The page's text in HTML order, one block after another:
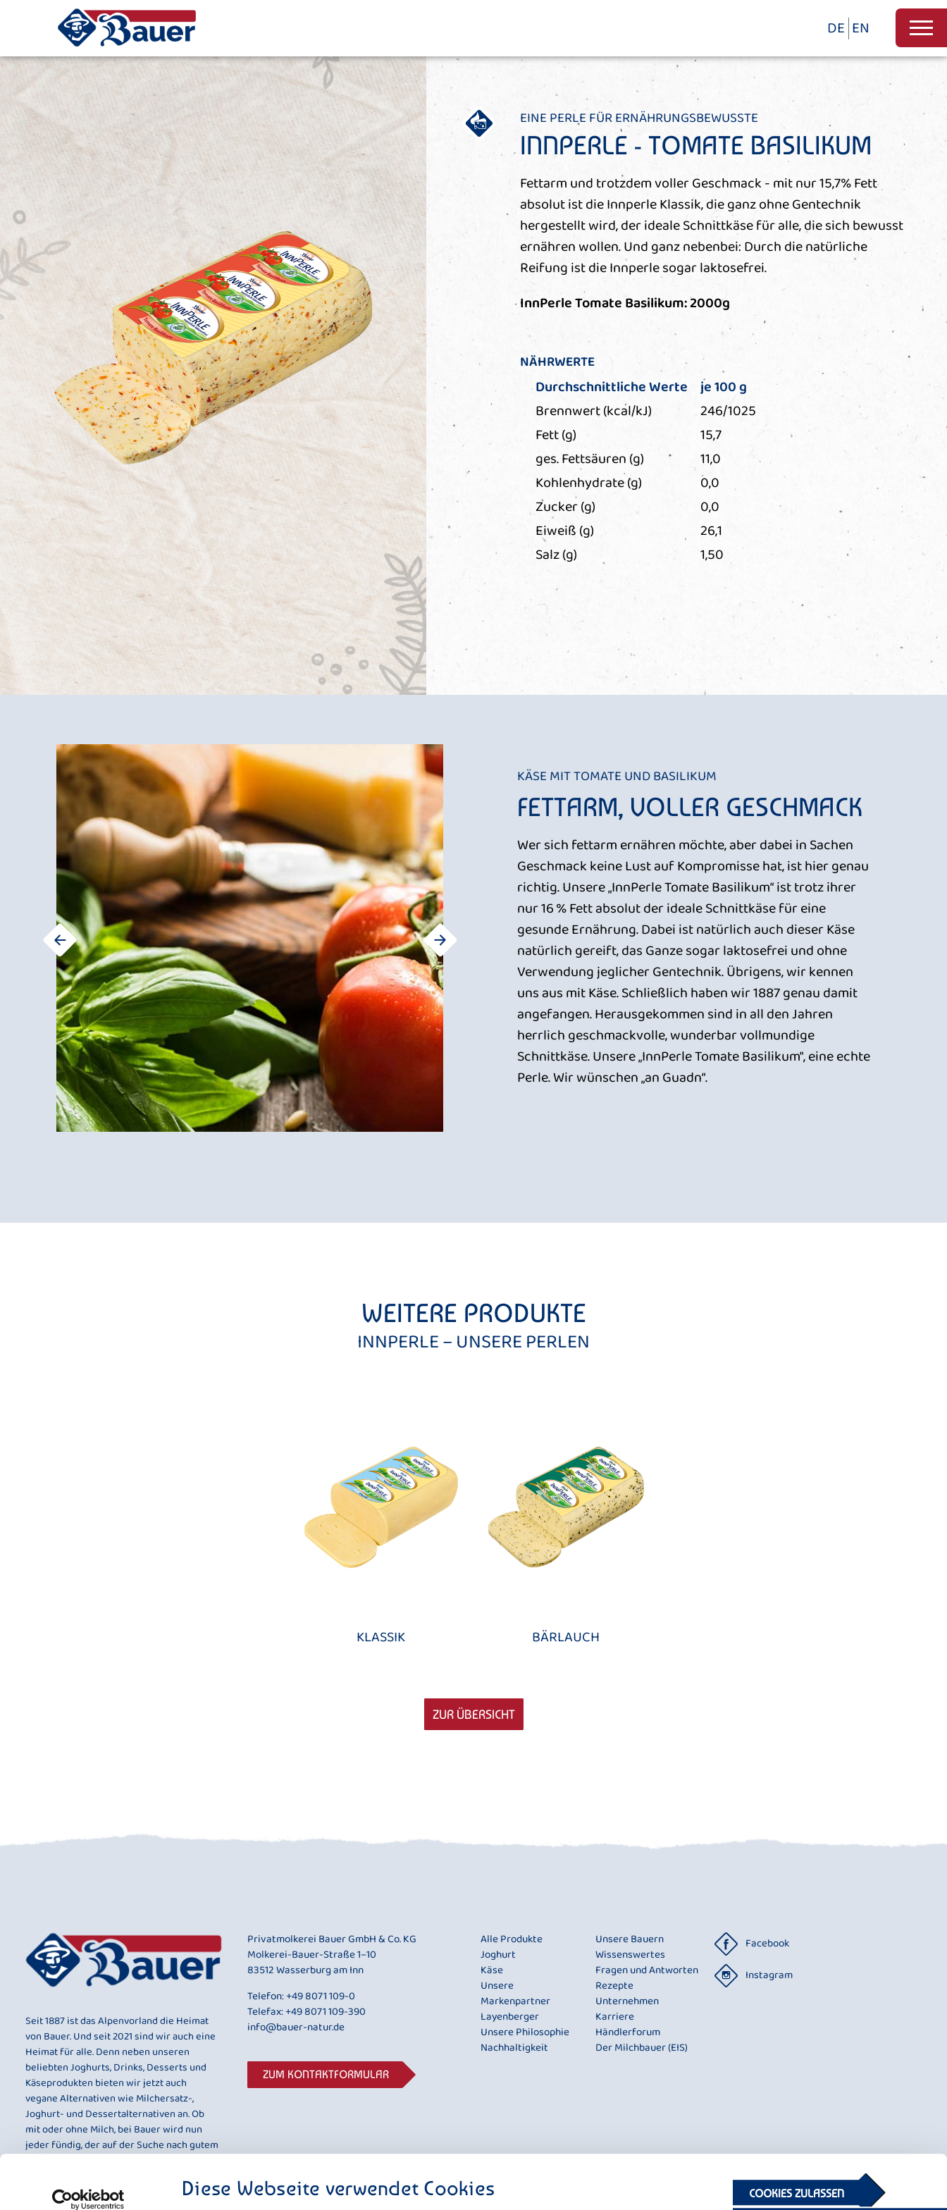
Diese Webseite verwendet Cookies COOKIES ZULASSEN
DE EN
EINE PERLE FÜR ERNÄHRUNGSBEWUSSTE
INNPERLE - TOMATE BASILIKUM
Fettarm und trotzdem voller Geschmack - mit nur 15,7% Fett
absolut ist die Innperle Klassik, die ganz ohne Gentechnik
hergestellt wird, der ideale Schnittkäse für alle, die sich bewusst
ernähren wollen. Und ganz nebenbei: Durch die natürliche
Reifung ist die Innperle sogar laktosefrei.
InnPerle Tomate Basilikum: 2000g
NÄHRWERTE
Durchschnittliche Werte je 100 g
Brennwert (kcal/kJ)
246/1025
Fett (g)
15,7
ges. Fettsäuren (g)
11,0
Kohlenhydrate (g)
0,0
Zucker (g)
0,0
Eiweiß (g)
26,1
Salz (g)
1,50
KÄSE MIT TOMATE UND BASILIKUM
FETTARM, VOLLER GESCHMACK
Wer sich fettarm ernähren möchte, aber dabei in Sachen
Geschmack keine Lust auf Kompromisse hat, ist hier genau
richtig. Unsere „InnPerle Tomate Basilikum“ ist trotz ihrer
nur 16 % Fett absolut der ideale Schnittkäse für eine
gesunde Ernährung. Dabei ist natürlich auch dieser Käse
natürlich gereift, das Ganze sogar laktosefrei und ohne
Verwendung jeglicher Gentechnik. Übrigens, wir kennen
uns aus mit Käse. Schließlich haben wir 1887 genau damit
angefangen. Herausgekommen sind in all den Jahren
herrlich geschmackvolle, wunderbar vollmundige
Schnittkäse. Unsere „InnPerle Tomate Basilikum", eine echte
Perle. Wir wünschen „an Guadn“.
WEITERE PRODUKTE
INNPERLE – UNSERE PERLEN
KLASSIK BÄRLAUCH
ZUR ÜBERSICHT
Seit 1887 ist das Alpenvorland die Heimat
von Bauer. Und seit 2021 sind wir auch eine
Heimat für alle. Denn neben unseren
beliebten Joghurts, Drinks, Desserts und
Käseprodukten bieten wir jetzt auch
vegane Alternativen wie Milchersatz-,
Joghurt- und Dessertalternativen an. Ob
mit oder ohne Milch, bei Bauer wird nun
jeder fündig, der auf der Suche nach gutem
Privatmolkerei Bauer GmbH & Co. KG
Molkerei-Bauer-Straße 1–10
83512 Wasserburg am Inn
Telefon:+49 8071 109-0
Telefax: +49 8071 109-390
info@bauer-natur.de
ZUM KONTAKTFORMULAR
Alle Produkte
Joghurt
Käse
Unsere
Markenpartner
Layenberger
Unsere Philosophie
Nachhaltigkeit
Unsere Bauern
Wissenswertes
Fragen und Antworten
Rezepte
Unternehmen
Karriere
Händlerforum
Der Milchbauer (EIS)
Facebook
Instagram